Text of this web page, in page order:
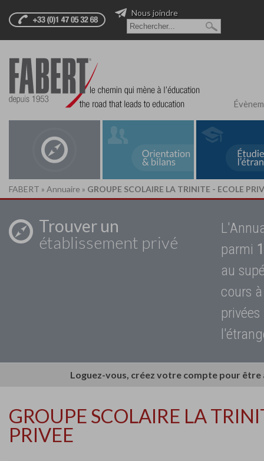
Nous joindre
FABERT » Annuaire » GROUPE SCOLAIRE LA TRINITE - ECOLE
Trouver un
établissement privé
parmi
au
cours
Loguez-vous, créez votre compte pour
GROUPE SCOLAIRE LA
PRIVEE